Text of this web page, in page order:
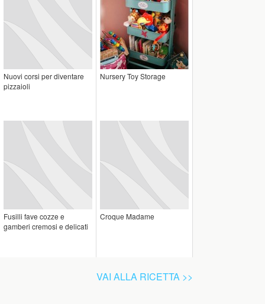
Nuovi corsi per diventare
pizzaioli
Nursery Toy Storage
Fusilli fave cozze e
gamberi cremosi e delicati
Croque Madame
VAI ALLA RICETTA >>